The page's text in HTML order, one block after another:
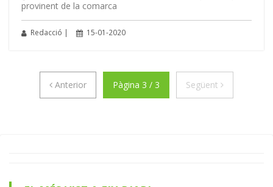
provinent de la comarca
Redacció | 15-01-2020
AnteriorAnteriorPàgina 3 / 3 Següent